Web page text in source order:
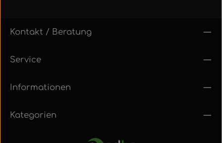
Kontakt / Beratung
Service
Informationen
Kategorien